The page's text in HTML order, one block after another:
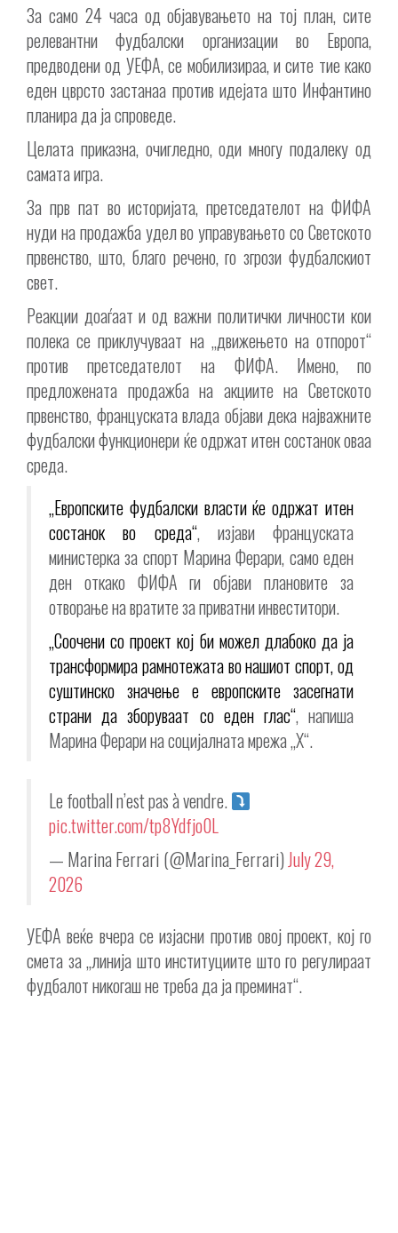
За само 24 часа од објавувањето на тој план, сите
релевантни фудбалски организации во Европа,
предводени од УЕФА, се мобилизираа, и сите тие како
еден цврсто застанаа против идејата што Инфантино
планира да ја спроведе.
Целата приказна, очигледно, оди многу подалеку од
самата игра.
За прв пат во историјата, претседателот на ФИФА
нуди на продажба удел во управувањето со Светското
првенство, што, благо речено, го згрози фудбалскиот
свет.
Реакции доаѓаат и од важни политички личности кои
полека се приклучуваат на „движењето на отпорот“
против претседателот на ФИФА. Имено, по
предложената продажба на акциите на Светското
првенство, француската влада објави дека најважните
фудбалски функционери ќе одржат итен состанок оваа
среда.
„Европските фудбалски власти ќе одржат итен
состанок во среда“, изјави француската
министерка за спорт Марина Ферари, само еден
ден откако ФИФА ги објави плановите за
отворање на вратите за приватни инвеститори.
„Соочени со проект кој би можел длабоко да ја
трансформира рамнотежата во нашиот спорт, од
суштинско значење е европските засегнати
страни да зборуваат со еден глас“, напиша
Марина Ферари на социјалната мрежа „X“.
Le football n’est pas à vendre.
pic.twitter.com/tp8Ydfjo0L
— Marina Ferrari (@Marina_Ferrari) July 29,
2026
УЕФА веќе вчера се изјасни против овој проект, кој го
смета за „линија што институциите што го регулираат
фудбалот никогаш не треба да ја преминат“.